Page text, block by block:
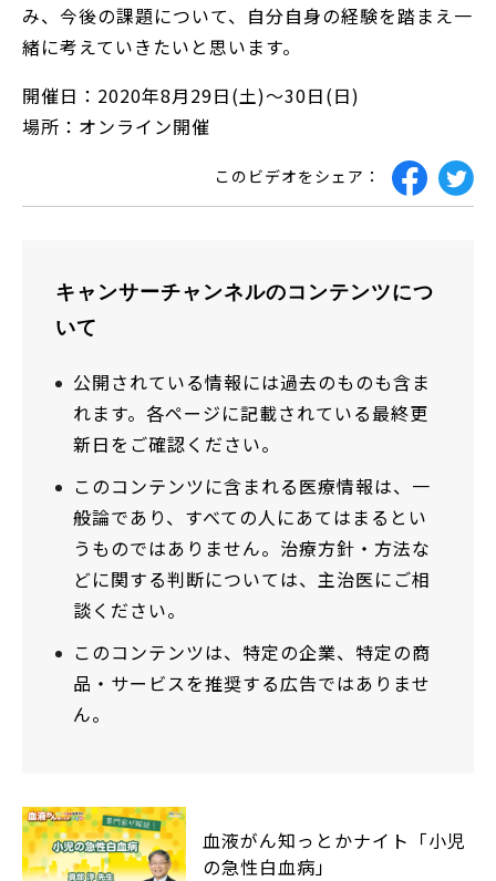
み、今後の課題について、自分自身の経験を踏まえ一
緒に考えていきたいと思います。
開催日：2020年8月29日(土)～30日(日)
場所：オンライン開催
このビデオをシェア：
キャンサーチャンネルのコンテンツにつ
いて
公開されている情報には過去のものも含ま
れます。各ページに記載されている最終更
新日をご確認ください。
このコンテンツに含まれる医療情報は、一
般論であり、すべての人にあてはまるとい
うものではありません。治療方針・方法な
どに関する判断については、主治医にご相
談ください。
このコンテンツは、特定の企業、特定の商
品・サービスを推奨する広告ではありませ
ん。
血液がん知っとかナイト「小児
の急性白血病」